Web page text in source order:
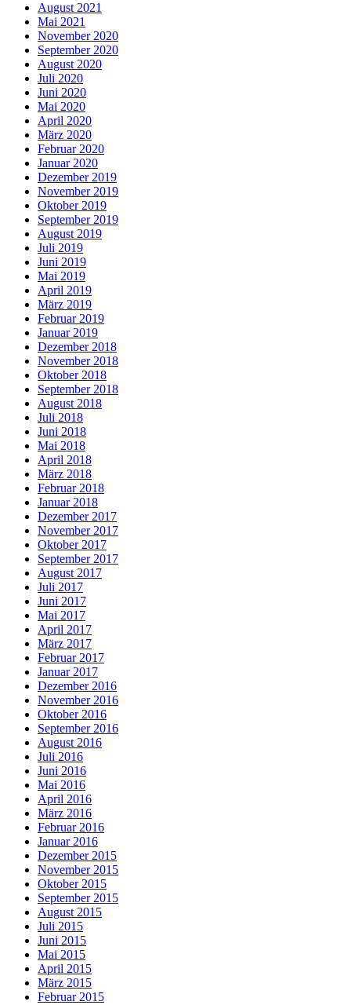
August 2021
Mai 2021
November 2020
September 2020
August 2020
Juli 2020
Juni 2020
Mai 2020
April 2020
März 2020
Februar 2020
Januar 2020
Dezember 2019
November 2019
Oktober 2019
September 2019
August 2019
Juli 2019
Juni 2019
Mai 2019
April 2019
März 2019
Februar 2019
Januar 2019
Dezember 2018
November 2018
Oktober 2018
September 2018
August 2018
Juli 2018
Juni 2018
Mai 2018
April 2018
März 2018
Februar 2018
Januar 2018
Dezember 2017
November 2017
Oktober 2017
September 2017
August 2017
Juli 2017
Juni 2017
Mai 2017
April 2017
März 2017
Februar 2017
Januar 2017
Dezember 2016
November 2016
Oktober 2016
September 2016
August 2016
Juli 2016
Juni 2016
Mai 2016
April 2016
März 2016
Februar 2016
Januar 2016
Dezember 2015
November 2015
Oktober 2015
September 2015
August 2015
Juli 2015
Juni 2015
Mai 2015
April 2015
März 2015
Februar 2015